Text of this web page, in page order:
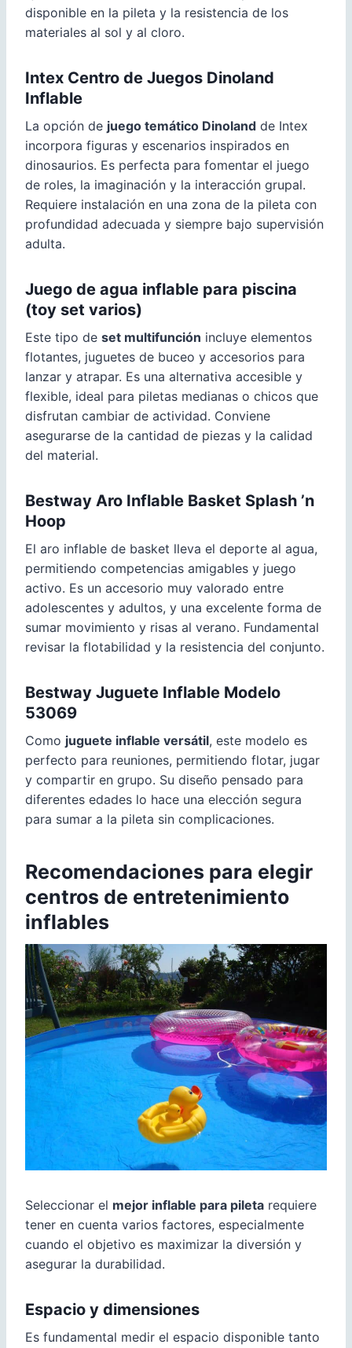
disponible en la pileta y la resistencia de los
materiales al sol y al cloro.
Intex Centro de Juegos Dinoland
Inflable
La opción de juego temático Dinoland de Intex
incorpora figuras y escenarios inspirados en
dinosaurios. Es perfecta para fomentar el juego
de roles, la imaginación y la interacción grupal.
Requiere instalación en una zona de la pileta con
profundidad adecuada y siempre bajo supervisión
adulta.
Juego de agua inflable para piscina
(toy set varios)
Este tipo de set multifunción incluye elementos
flotantes, juguetes de buceo y accesorios para
lanzar y atrapar. Es una alternativa accesible y
flexible, ideal para piletas medianas o chicos que
disfrutan cambiar de actividad. Conviene
asegurarse de la cantidad de piezas y la calidad
del material.
Bestway Aro Inflable Basket Splash ’n
Hoop
El aro inflable de basket lleva el deporte al agua,
permitiendo competencias amigables y juego
activo. Es un accesorio muy valorado entre
adolescentes y adultos, y una excelente forma de
sumar movimiento y risas al verano. Fundamental
revisar la flotabilidad y la resistencia del conjunto.
Bestway Juguete Inflable Modelo
53069
Como juguete inflable versátil, este modelo es
perfecto para reuniones, permitiendo flotar, jugar
y compartir en grupo. Su diseño pensado para
diferentes edades lo hace una elección segura
para sumar a la pileta sin complicaciones.
Recomendaciones para elegir
centros de entretenimiento
inflables
Seleccionar el mejor inflable para pileta requiere
tener en cuenta varios factores, especialmente
cuando el objetivo es maximizar la diversión y
asegurar la durabilidad.
Espacio y dimensiones
Es fundamental medir el espacio disponible tanto